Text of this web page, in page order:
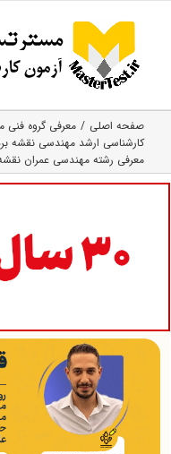
content
صفحه اصلی
معرفی گروه فنی
کارشناسی ارشد مهندسی نقشه
معرفی رشته مهندسی عمران نقشه